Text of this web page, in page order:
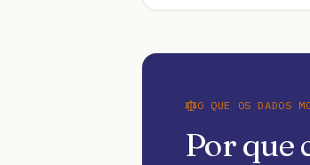
O QUE OS DADOS
Por que